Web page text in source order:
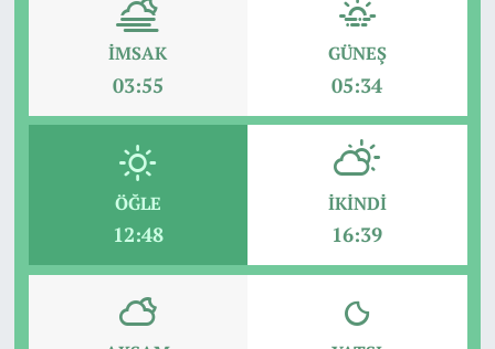
İMSAK
03:55
GÜNEŞ
05:34
ÖĞLE
12:48
İKINDI
16:39